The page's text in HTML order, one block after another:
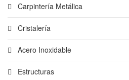
Carpintería Metálica
Cristalería
Acero Inoxidable
Estructuras